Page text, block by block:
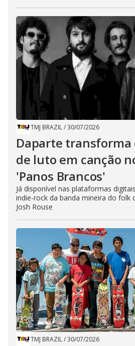
TMJ BRAZIL/30/07/2026
Daparte transforma
de luto em canção
'Panos Brancos'
Já disponível nas plataformas
indie-rock da banda mineira do folk
Josh Rouse
TMJ BRAZIL/30/07/2026